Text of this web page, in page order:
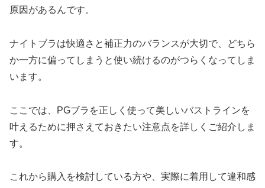
原因があるんです。
ナイトブラは快適さと補正力のバランスが大切で、どちら
か一方に偏ってしまうと使い続けるのがつらくなってしま
います。
ここでは、PGブラを正しく使って美しいバストラインを
叶えるために押さえておきたい注意点を詳しくご紹介しま
す。
これから購入を検討している方や、実際に着用して違和感